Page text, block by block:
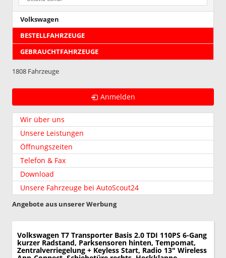
Volkswagen
BESTELLFAHRZEUGE
GEBRAUCHTFAHRZEUGE
1808 Fahrzeuge
Anmelden
Wir über uns
Unsere Leistungen
Öffnungszeiten
Telefon & Fax
Download
Unsere Fahrzeuge bei AutoScout24
Angebote aus unserer Werbung
Volkswagen T7 Transporter Basis 2.0 TDI 110PS 6-Gang
kurzer Radstand, Parksensoren hinten, Tempomat,
Zentralverriegelung + Keyless Start, Radio 13" Wireless